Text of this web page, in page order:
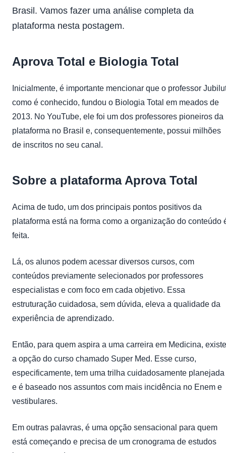
Brasil. Vamos fazer uma análise completa da
plataforma nesta postagem.
Aprova Total e Biologia Total
Inicialmente, é importante mencionar que o professor
como é conhecido, fundou o Biologia Total em meados de
2013. No YouTube, ele foi um dos professores pioneiros da
plataforma no Brasil e, consequentemente, possui milhões
de inscritos no seu canal.
Sobre a plataforma Aprova Total
Acima de tudo, um dos principais pontos positivos da
plataforma está na forma como a organização do conteúdo
feita.
Lá, os alunos podem acessar diversos cursos, com
conteúdos previamente selecionados por professores
especialistas e com foco em cada objetivo. Essa
estruturação cuidadosa, sem dúvida, eleva a qualidade da
experiência de aprendizado.
Então, para quem aspira a uma carreira em Medicina, existe
a opção do curso chamado Super Med. Esse curso,
especificamente, tem uma trilha cuidadosamente planejada
e é baseado nos assuntos com mais incidência no Enem e
vestibulares.
Em outras palavras, é uma opção sensacional para quem
está começando e precisa de um cronograma de estudos